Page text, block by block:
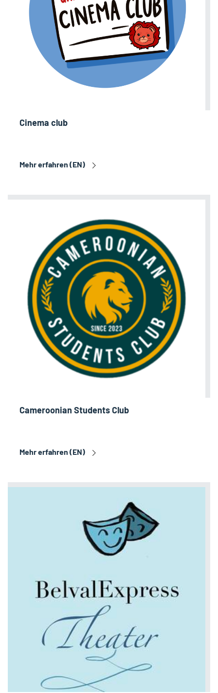
Cinema club
Mehr erfahren (EN)
Cameroonian Students Club
Mehr erfahren (EN)